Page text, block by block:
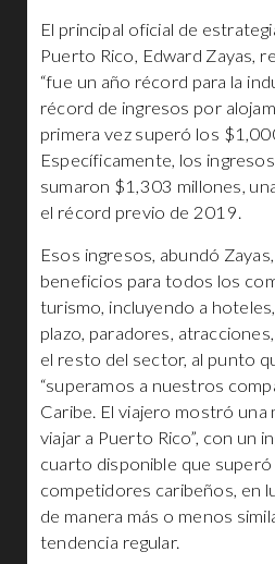
El principal oficial de
Puerto Rico, Edward Zayas,
“fue un año récord para la
récord de ingresos por
primera vez superó los
Específicamente, los
sumaron $1,303 millones,
el récord previo de 2019.
Esos ingresos, abundó
beneficios para todos los
turismo, incluyendo a
plazo, paradores,
el resto del sector, al punto
“superamos a nuestros
Caribe. El viajero mostró
viajar a Puerto Rico”, con un
cuarto disponible que superó
competidores caribeños, en
de manera más o menos
tendencia regular.